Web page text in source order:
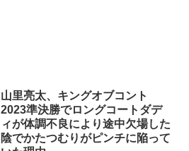
山里亮太、キングオブコント
2023準決勝でロングコートダデ
ィが体調不良により途中欠場した
陰でかたつむりがピンチに陥って